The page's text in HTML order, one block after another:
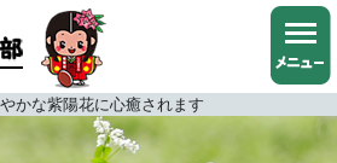
かな紫陽花に心癒されます